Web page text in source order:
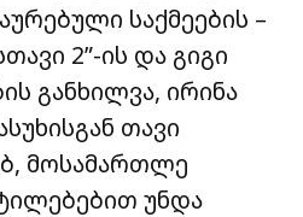
საქმეების –
2”-ის და გიგი
განხილვა, ირინა
თავი
მოსამართლე
უნდა